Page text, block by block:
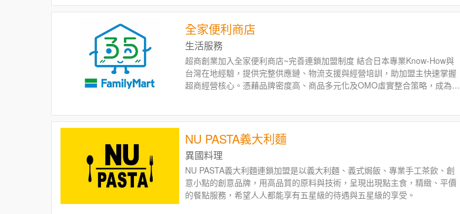
單選擇，一定可以滿足您的味蕾，歡迎您的光臨。泰式料理加盟，異國料理
加盟，泰式小吃加盟創業，加盟小吃
全家便利商店
生活服務
超商創業加入全家便利商店~完善連鎖加盟制度 結合日本專業Know-How與
台灣在地經驗，提供完整供應鏈、物流支援與經營培訓，助加盟主快速掌握
超商經營核心。憑藉品牌密度高、商品多元化及OMO虛實整合策略，成為創
NU PASTA義大利麵
異國料理
NU PASTA義大利麵連鎖加盟是以義大利麵、義式焗飯、專業手工茶飲、創
意小點的創意品牌，用高品質的原料與技術，呈現出現點主食，精緻、平價
的餐點服務，希望人人都能享有五星級的待遇與五星級的享受。